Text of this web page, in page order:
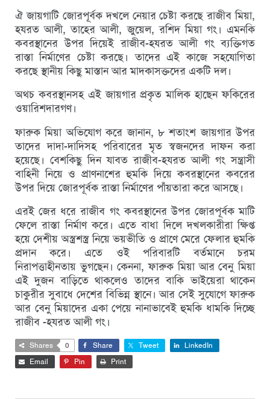
ঐ জায়গাটি জোরপূর্বক দখলে নেয়ার চেষ্টা করছে রাজীব মিয়া,
হযরত আলী, তাহের আলী, জুয়েল, রশিদ মিয়া গং। এমনকি
কবরস্থানের উপর দিয়েই রাজীব-হযরত আলী গং ব্যক্তিগত
রাস্তা নির্মাণের চেষ্টা করছে। তাদের এই কাজে সহযোগিতা
করছে স্থানীয় কিছু মাস্তান আর মাদকাসক্তদের একটি দল।
অথচ কবরস্থানসহ এই জায়গার প্রকৃত মালিক হাছেন ফকিরের
ওয়ারিশদারগণ।
ফারুক মিয়া অভিযোগ করে জানান, ৮ শতাংশ জায়গার উপর
তাদের দাদা-দাদিসহ পরিবারের মৃত স্বজনদের দাফন করা
হয়েছে। বেশকিছু দিন যাবত রাজীব-হযরত আলী গং সন্ত্রাসী
বাহিনী নিয়ে ও প্রাণনাশের হুমকি দিয়ে কবরস্থানের কবরের
উপর দিয়ে জোরপূর্বক রাস্তা নির্মাণের পাঁয়তারা করে আসছে।
এরই জের ধরে রাজীব গং কবরস্থানের উপর জোরপূর্বক মাটি
ফেলে রাস্তা নির্মাণ করে। এতে বাধা দিলে দখলকারীরা ক্ষিপ্ত
হয়ে দেশীয় অস্ত্রশস্ত্র নিয়ে ভয়ভীতি ও প্রাণে মেরে ফেলার হুমকি
প্রদান করে। এতে ওই পরিবারটি বর্তমানে চরম
নিরাপত্তাহীনতায় ভুগছেন। কেননা, ফারুক মিয়া আর বেনু মিয়া
এই দুজন বাড়িতে থাকলেও তাদের বাকি ভাইয়েরা থাকেন
চাকুরীর সুবাধে দেশের বিভিন্ন স্থানে। আর সেই সুযোগে ফারুক
আর বেনু মিয়াদের একা পেয়ে নানাভাবেই হুমকি ধামকি দিচ্ছে
রাজীব -হযরত আলী গং।
Shares 0 Share Tweet
LinkedIn
Email
Pin Print